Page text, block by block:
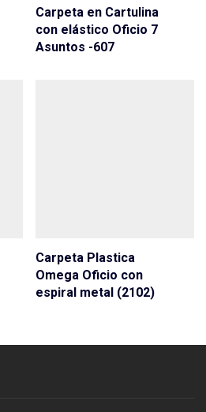
Carpeta en Cartulina
con elástico Oficio 7
Asuntos -607
Carpeta Plastica
Omega Oficio con
espiral metal (2102)